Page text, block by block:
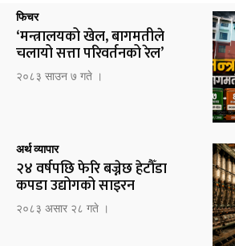
फिचर
‘मन्त्रालयको खेल, बागमतीले
चलायो सत्ता परिवर्तनको रेल’
२०८३ साउन ७ गते ।
अर्थ व्यापार
२४ वर्षपछि फेरि बज्नेछ हेटौँडा
कपडा उद्योगको साइरन
२०८३ असार २८ गते ।